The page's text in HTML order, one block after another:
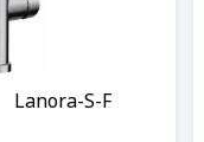
Lanora-S-F